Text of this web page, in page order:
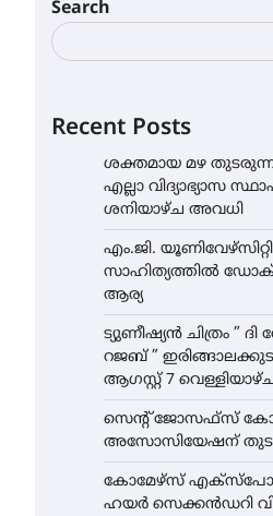
Search
Recent Posts
ശക്തമായ മഴ
എല്ലാ വിദ്യാഭ്യാസ
ശനിയാഴ്ച അവധി
എം.ജി.
സാഹിത്യത്തിൽ
ആര്യ
ട്യുണീഷ്യൻ ചിത്രം ”
റജബ് ”
ആഗസ്റ്റ് 7
സെന്റ് ജോസഫ്സ്
അസോസിയേഷന്
കോമേഴ്സ്
ഹയർ സെക്കൻഡറി